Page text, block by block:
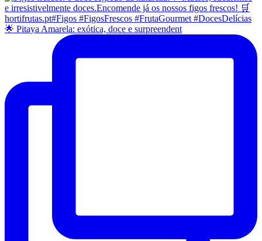
🌟 Pitaya Amarela: exótica, doce e surpreendent